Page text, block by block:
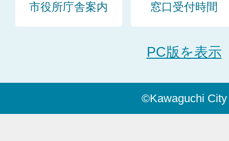
市役所庁舎案内 窓口受付時間
PC版を表示
©Kawaguchi City